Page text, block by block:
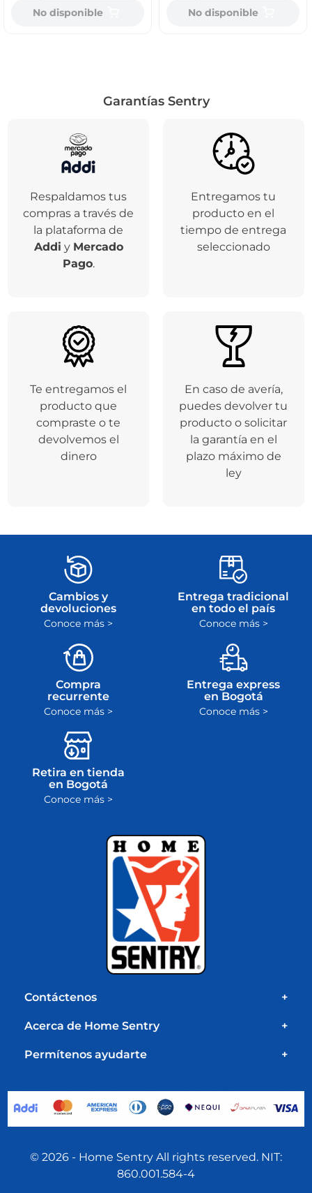
No disponible No disponible
Garantías Sentry
Respaldamos tus
compras a través de
la plataforma de
Addi y Mercado
Pago.
Entregamos tu
producto en el
tiempo de entrega
seleccionado
Te entregamos el
producto que
compraste o te
devolvemos el
dinero
En caso de avería,
puedes devolver tu
producto o solicitar
la garantía en el
plazo máximo de
ley
Cambios y
devoluciones
Conoce más >
Entrega tradicional
en todo el país
Conoce más >
Compra
recurrente
Conoce más >
Entrega express
en Bogotá
Conoce más >
Retira en tienda
en Bogotá
Conoce más >
Contáctenos +
Acerca de Home Sentry +
Permítenos ayudarte +
© 2026 - Home Sentry All rights reserved. NIT:
860.001.584-4